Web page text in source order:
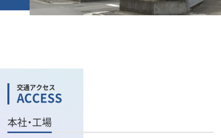
交通アクセス
ACCESS
本社・工場